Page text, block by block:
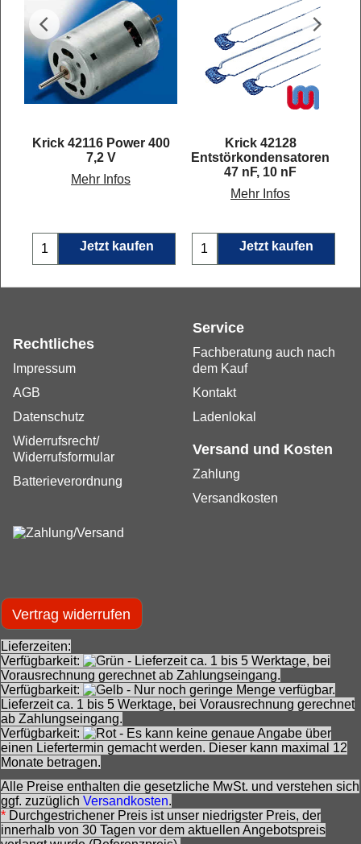
Krick 42116 Power 400
7,2 V
Mehr Infos
Jetzt kaufen
Krick 42128
Entstörkondensatoren
47 nF, 10 nF
Mehr Infos
Jetzt kaufen
Service
Fachberatung auch nach
dem Kauf
Kontakt
Ladenlokal
Rechtliches
Impressum
AGB
Datenschutz
Widerrufsrecht/
Widerrufsformular
Batterieverordnung
Versand und Kosten
Zahlung
Versandkosten
Vertrag widerrufen
Lieferzeiten:
Verfügbarkeit:
- Lieferzeit ca. 1 bis 5 Werktage, bei
Vorausrechnung gerechnet ab Zahlungseingang.
Verfügbarkeit:
- Nur noch geringe Menge verfügbar.
Lieferzeit ca. 1 bis 5 Werktage, bei Vorausrechnung gerechnet
ab Zahlungseingang.
Verfügbarkeit:
- Es kann keine genaue Angabe über
einen Liefertermin gemacht werden. Dieser kann maximal 12
Monate betragen.
Alle Preise enthalten die gesetzliche MwSt. und verstehen sich
ggf. zuzüglich Versandkosten.
* Durchgestrichener Preis ist unser niedrigster Preis, der
innerhalb von 30 Tagen vor dem aktuellen Angebotspreis